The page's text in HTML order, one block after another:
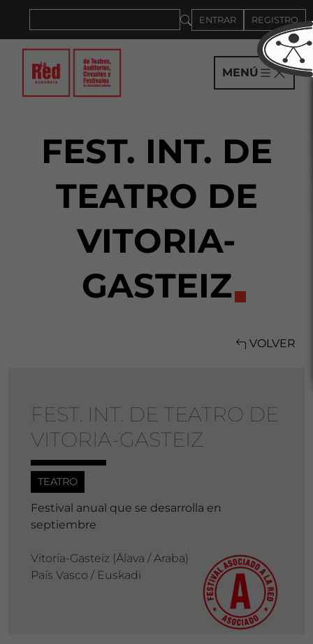
ENTRAR REGISTRO
MENÚ
FEST. INT. DE
TEATRO DE
VITORIA-
GASTEIZ
VOLVER
FEST. INT. DE TEATRO DE
VITORIA-GASTEIZ
TEATRO
Festival anual que se desarrolla en
septiembre
Vitoria-Gasteiz (Álava / Araba)
País Vasco / Euskadi